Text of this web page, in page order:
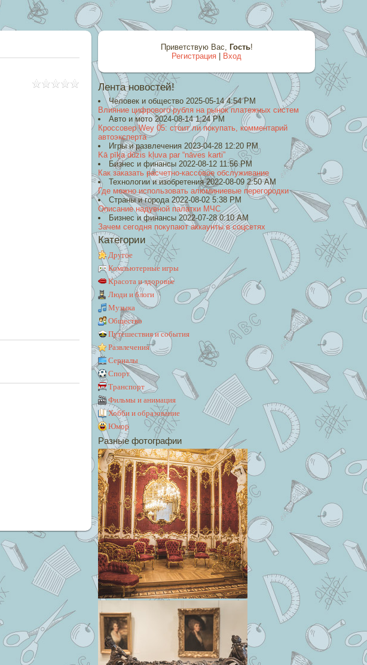
Приветствую Вас, Гость!
Регистрация
Вход
Лента новостей!
Человек и общество 2025-05-14 4:54 PM
Влияние цифрового рубля на рынок платежных систем
Авто и мото 2024-08-14 1:24 PM
Кроссовер Wey 05: стоит ли покупать, комментарий
автоэксперта
Игры и развлечения 2023-04-28 12:20 PM
Kā pīķa dūzis kļuva par “nāves karti”
Бизнес и финансы 2022-08-12 11:56 PM
Как заказать расчетно-кассовое обслуживание
Технологии и изобретения 2022-08-09 2:50 AM
Где можно использовать алюминиевые перегородки
Страны и города 2022-08-02 5:38 PM
Описание надувной палатки МЧС
Бизнес и финансы 2022-07-28 0:10 AM
Зачем сегодня покупают аккаунты в соцсетях
Категории
Другое
Компьютерные игры
Красота и здоровье
Люди и блоги
Музыка
Общество
Путешествия и события
Развлечения
Сериалы
Спорт
Транспорт
Фильмы и анимация
Хобби и образование
Юмор
Разные фотографии